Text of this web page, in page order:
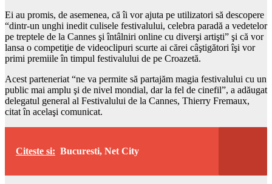
Ei au promis, de asemenea, că îi vor ajuta pe utilizatori să descopere
“dintr-un unghi inedit culisele festivalului, celebra paradă a vedetelor
pe treptele de la Cannes şi întâlniri online cu diverşi artişti” şi că vor
lansa o competiţie de videoclipuri scurte ai cărei câştigători îşi vor
primi premiile în timpul festivalului de pe Croazetă.
Acest parteneriat “ne va permite să partajăm magia festivalului cu un
public mai amplu şi de nivel mondial, dar la fel de cinefil”, a adăugat
delegatul general al Festivalului de la Cannes, Thierry Fremaux,
citat în acelaşi comunicat.
Citeste si: Bucuresti, Net City